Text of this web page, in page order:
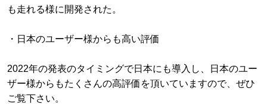
も走れる様に開発された。
・日本のユーザー様からも高い評価
2022年の発表のタイミングで日本にも導入し、日本のユー
ザー様からもたくさんの高評価を頂いていますので、ぜひ
ご覧下さい。